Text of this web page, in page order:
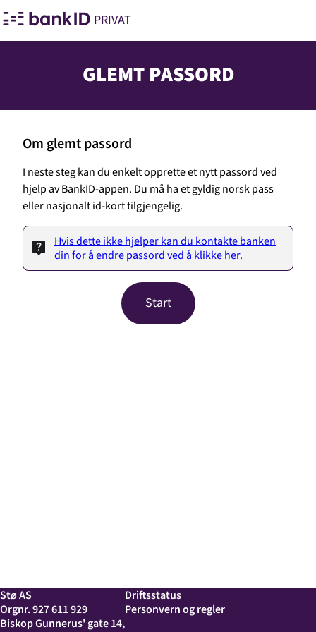
PRIVAT
GLEMT PASSORD
Om glemt passord
I neste steg kan du enkelt opprette et nytt passord ved
hjelp av BankID-appen. Du må ha et gyldig norsk pass
eller nasjonalt id-kort tilgjengelig.
Hvis dette ikke hjelper kan du kontakte banken
din for å endre passord ved å klikke her.
Start
Stø AS
Orgnr. 927 611 929
Biskop Gunnerus' gate 14,
Driftsstatus
Personvern og regler